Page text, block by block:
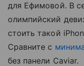
для Ефимовой. В
олимпийский
стоить такой
Сравните с
без панели Caviar.